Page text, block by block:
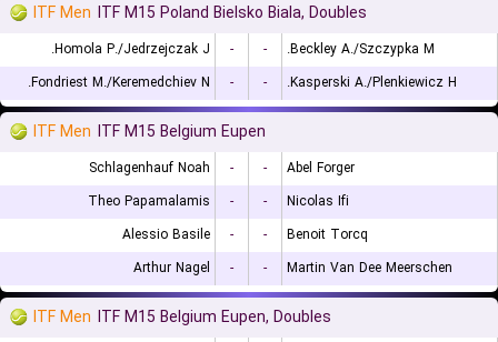
ITF Men ITF M15 Poland Bielsko Biala, Doubles
Homola P./Jedrzejczak J. - -
Beckley A./Szczypka M.
Fondriest M./Keremedchiev N.
- - Kasperski A./Plenkiewicz H.
ITF Men ITF M15 Belgium Eupen
Schlagenhauf Noah - -
Abel Forger
Theo Papamalamis
- -
Nicolas Ifi
Alessio Basile
- -
Benoit Torcq
Arthur Nagel
- - Martin Van Dee Meerschen
ITF Men ITF M15 Belgium Eupen, Doubles